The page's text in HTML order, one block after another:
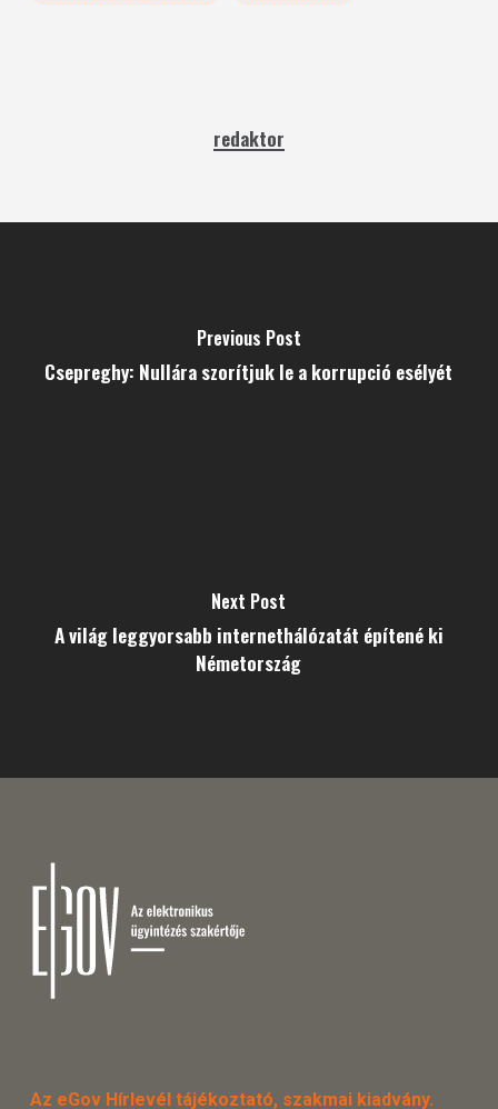
redaktor
Previous Post
Csepreghy: Nullára szorítjuk le a korrupció esélyét
Next Post
A világ leggyorsabb internethálózatát építené ki
Németország
Az eGov Hírlevél tájékoztató, szakmai kiadvány.